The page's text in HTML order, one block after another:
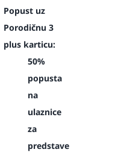
Popust uz
Porodičnu 3
plus karticu:
50%
popusta
na
ulaznice
za
predstave